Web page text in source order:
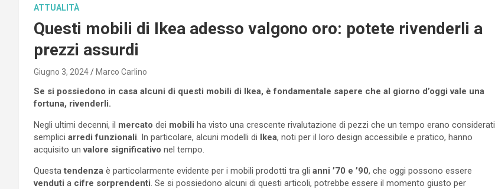
ATTUALITÀ
Questi mobili di Ikea adesso valgono oro: potete rivenderli a
prezzi assurdi
Giugno 3, 2024 Marco Carlino
Se si possiedono in casa alcuni di questi mobili di Ikea, è fondamentale sapere che al giorno d’oggi vale una
fortuna, rivenderli.
Negli ultimi decenni, il mercato dei mobili ha visto una crescente rivalutazione di pezzi che un tempo erano considerati
semplici arredi funzionali . In particolare, alcuni modelli di Ikea, noti per il loro design accessibile e pratico, hanno
acquisito unvalore significativo nel tempo.
Questatendenza è particolarmente evidente per i mobili prodotti tra gli anni ’70 e ’90, che oggi possono essere
venduti a cifre sorprendenti . Se si possiedono alcuni di questi articoli, potrebbe essere il momento giusto per